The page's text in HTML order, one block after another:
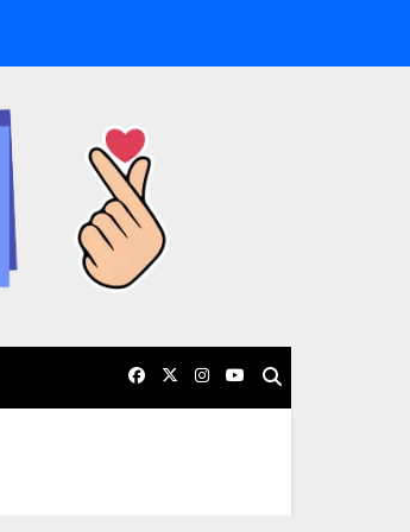
los Grammy por nueva categoría asiática